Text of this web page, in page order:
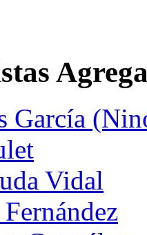
García
Vidal